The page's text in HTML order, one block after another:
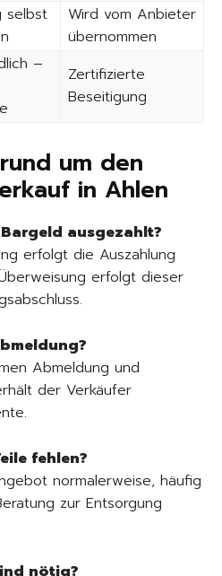
selbst
Wird vom Anbieter
übernommen
–
Zertifizierte
Beseitigung
um den
in Ahlen
ausgezahlt?
erfolgt die Auszahlung
erfolgt dieser
Abmeldung und
der Verkäufer
fehlen?
normalerweise, häufig
zur Entsorgung